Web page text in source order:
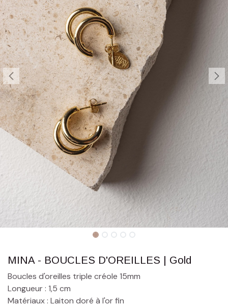
MINA - BOUCLES D'OREILLES | Gold
Boucles d'oreilles triple créole 15mm
Longueur : 1,5 cm
Matériaux : Laiton doré à l'or fin